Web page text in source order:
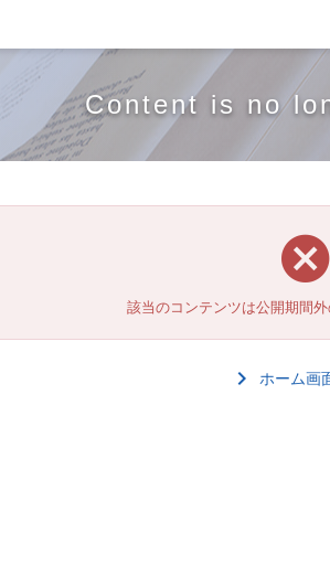
Content is no
該当のコンテンツは公開期間外
ホーム画